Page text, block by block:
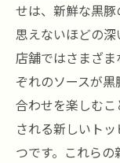
せは、新鮮な黒
思えないほどの
店舗ではさまざ
ぞれのソースが
合わせを楽しむ
される新しいト
つです。これら